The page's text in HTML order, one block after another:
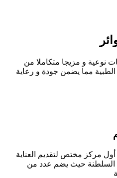
نوعية و مزيجا متكاملا من
مما يضمن جودة و رعاية
أول مركز مختص لتقديم العناية
السلطنة حيث يضم عدد من